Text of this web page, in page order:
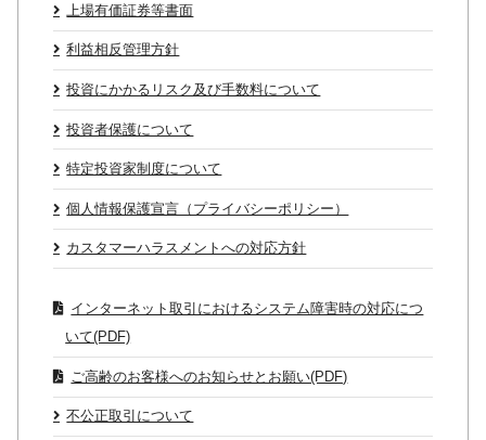
上場有価証券等書面
利益相反管理方針
投資にかかるリスク及び手数料について
投資者保護について
特定投資家制度について
個人情報保護宣言（プライバシーポリシー）
カスタマーハラスメントへの対応方針
インターネット取引におけるシステム障害時の対応につ
いて(PDF)
ご高齢のお客様へのお知らせとお願い(PDF)
不公正取引について